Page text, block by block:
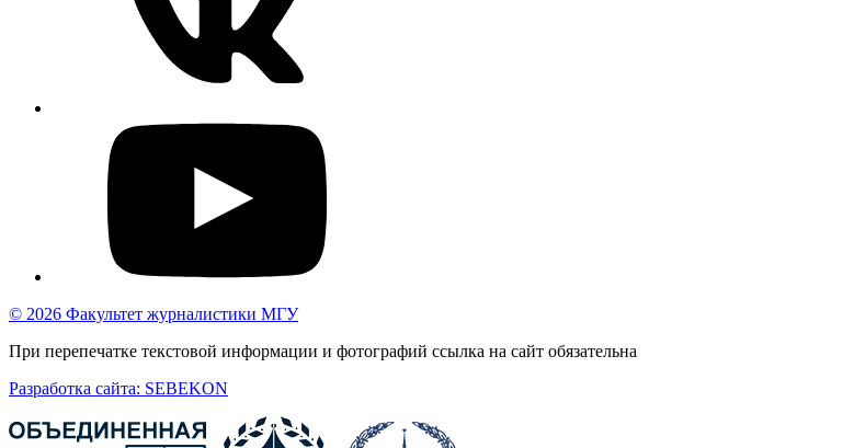
© 2026 Факультет журналистики МГУ
При перепечатке текстовой информации и фотографий ссылка на сайт обязательна
Разработка сайта: SEBEKON